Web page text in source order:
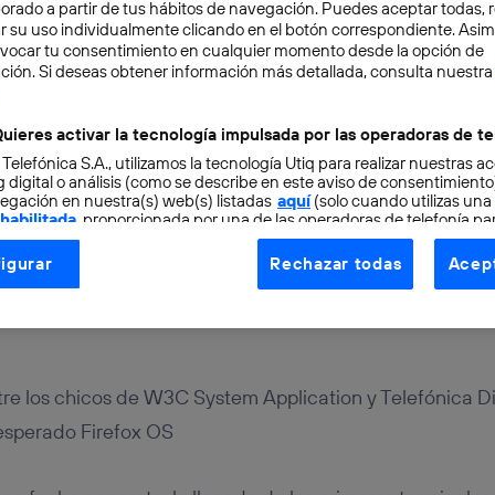
1 min
y los estándares
los chicos de W3C System Application y Telefónica
Firefox OS
a partir de tus hábitos de navegación. Puedes aceptar todas,
su uso individualmente clicando en el botón correspondiente.
tu consentimiento en cualquier momento desde la opción de
Si deseas obtener información más detallada, consulta nuestra
activar la tecnología impulsada por las operadoras de
S.A., utilizamos la tecnología Utiq para realizar nuestras
digital o análisis (como se describe en este aviso de
en nuestra(s) web(s) listadas aquí(solo cuando utilizas una
, proporcionada por una de las operadoras de telefonía
consentimiento en cada página web).
Utiq está diseñada con la privacidad como prioridad
tu dirección IP y otra información de la cuenta de cliente de
se asigna a la conexión de internet, por lo que cualquier
dispositivo y consienta el uso de la tecnología recibirá el mismo
Rechazar todas